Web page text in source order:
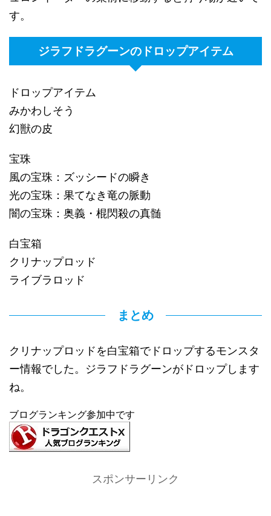
す。
ジラフドラグーンのドロップアイテム
ドロップアイテム
みかわしそう
幻獣の皮
宝珠
風の宝珠：ズッシードの瞬き
光の宝珠：果てなき竜の脈動
闇の宝珠：奥義・棍閃殺の真髄
白宝箱
クリナップロッド
ライブラロッド
まとめ
クリナップロッドを白宝箱でドロップするモンスタ
ー情報でした。ジラフドラグーンがドロップします
ね。
ブログランキング参加中です
スポンサーリンク